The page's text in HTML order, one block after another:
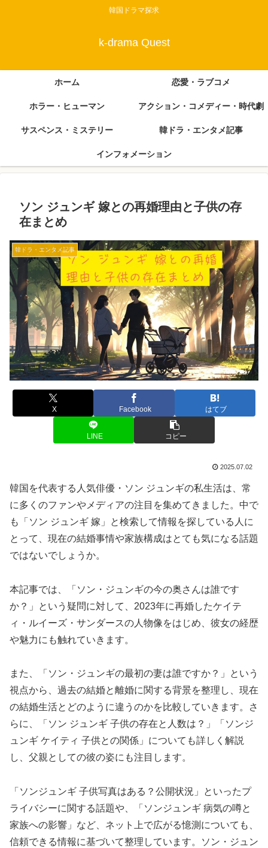
韓国ドラマ探求
k-drama Quest
ホーム 恋愛・ラブコメ
ホラー・ヒューマン アクション・コメディー・時代劇
サスペンス・ミステリー 韓ドラ・エンタメ記事
インフォメーション
ソン ジュンギ 嫁との再婚理由と子供の存
在まとめ
韓ドラ・エンタメ記事
X Facebook はてブ
LINE コピー
2025.07.02
韓国を代表する人気俳優・ソン ジュンギの私生活は、常
に多くのファンやメディアの注目を集めてきました。中で
も「ソン ジュンギ 嫁」と検索して情報を探している人に
とって、現在の結婚事情や家族構成はとても気になる話題
ではないでしょうか。
本記事では、「ソン・ジュンギの今の奥さんは誰です
か？」という疑問に対して、2023年に再婚したケイテ
ィ・ルイーズ・サンダースの人物像をはじめ、彼女の経歴
や魅力にも触れていきます。
また、「ソン・ジュンギの最初の妻は誰ですか？」という
視点から、過去の結婚と離婚に関する背景を整理し、現在
の結婚生活とどのように違うのかを比較していきます。さ
らに、「ソン ジュンギ 子供の存在と人数は？」「ソンジ
ュンギ ケイティ 子供との関係」についても詳しく解説
し、父親としての彼の姿にも注目します。
「ソンジュンギ 子供写真はある？公開状況」といったプ
ライバシーに関する話題や、「ソンジュンギ 病気の噂と
家族への影響」など、ネット上で広がる憶測についても、
信頼できる情報に基づいて整理しています。ソン・ジュン